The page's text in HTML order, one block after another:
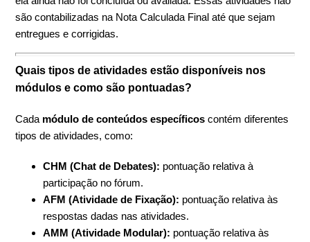
são contabilizadas na Nota Calculada Final até que sejam
entregues e corrigidas.
Quais tipos de atividades estão disponíveis nos
módulos e como são pontuadas?
Cada módulo de conteúdos específicos contém diferentes
tipos de atividades, como:
CHM (Chat de Debates): pontuação relativa à
participação no fórum.
AFM (Atividade de Fixação): pontuação relativa às
respostas dadas nas atividades.
AMM (Atividade Modular): pontuação relativa às